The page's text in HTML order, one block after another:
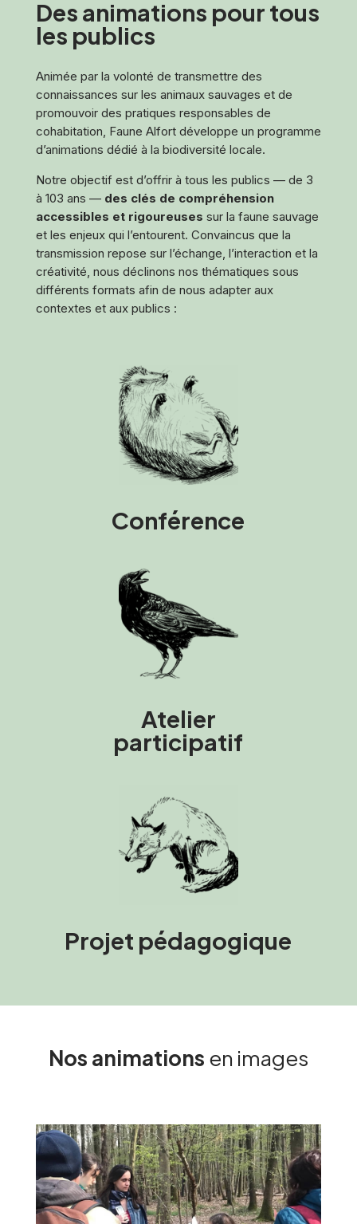
Des animations pour tous
les publics
Animée par la volonté de transmettre des
connaissances sur les animaux sauvages et de
promouvoir des pratiques responsables de
cohabitation, Faune Alfort développe un programme
d’animations dédié à la biodiversité locale.
Notre objectif est d’offrir à tous les publics — de 3
à 103 ans — des clés de compréhension
accessibles et rigoureuses sur la faune sauvage
et les enjeux qui l’entourent. Convaincus que la
transmission repose sur l’échange, l’interaction et la
créativité, nous déclinons nos thématiques sous
différents formats afin de nous adapter aux
contextes et aux publics :
Conférence
Atelier
participatif
Projet pédagogique
Nos animations en images